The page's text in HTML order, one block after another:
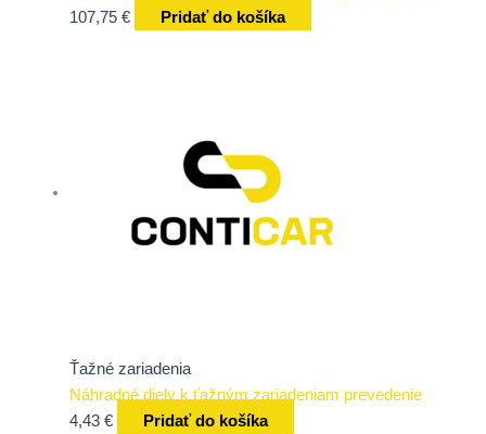
107,75 € Pridať do košíka
Ťažné zariadenia
Náhradné diely k ťažným zariadeniam prevedenie
4,43 € Pridať do košíka